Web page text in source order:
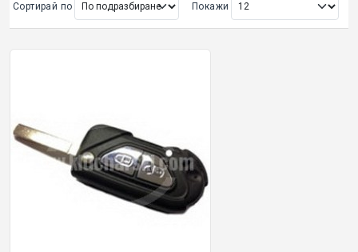
Покажи всички
ЕМУЛАТОРИ
МАСЛА, ХИМИЯ И СПРЕЙОВЕ VOULIS
ЧАСТИ ЗА АВТОКЛЮЧОВЕ
Сортирай по Покажи